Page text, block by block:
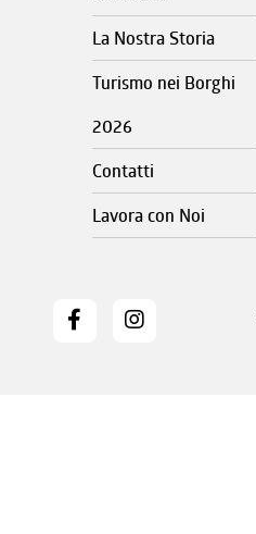
La Nostra Storia
Turismo nei Borghi
2026
Contatti
Lavora con Noi